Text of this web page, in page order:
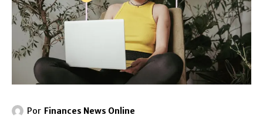
Por Finances News Online